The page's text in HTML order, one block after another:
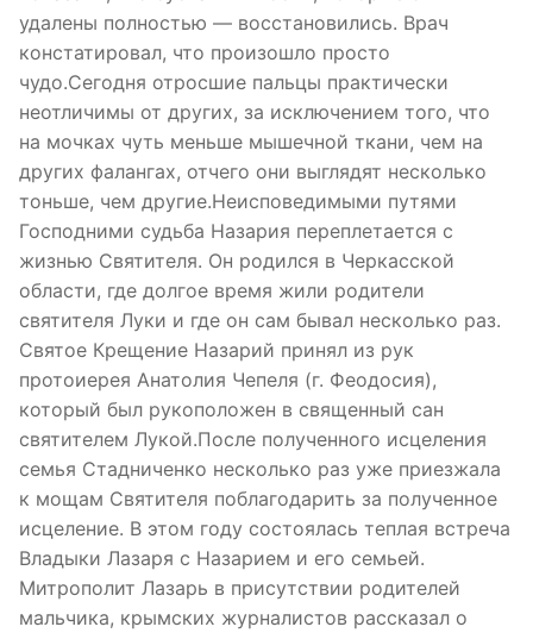
удалены полностью — восстановились. Врач
констатировал, что произошло просто
чудо.Сегодня отросшие пальцы практически
неотличимы от других, за исключением того, что
на мочках чуть меньше мышечной ткани, чем на
других фалангах, отчего они выглядят несколько
тоньше, чем другие.Неисповедимыми путями
Господними судьба Назария переплетается с
жизнью Святителя. Он родился в Черкасской
области, где долгое время жили родители
святителя Луки и где он сам бывал несколько раз.
Святое Крещение Назарий принял из рук
протоиерея Анатолия Чепеля (г. Феодосия),
который был рукоположен в священный сан
святителем Лукой.После полученного исцеления
семья Стадниченко несколько раз уже приезжала
к мощам Святителя поблагодарить за полученное
исцеление. В этом году состоялась теплая встреча
Владыки Лазаря с Назарием и его семьей.
Митрополит Лазарь в присутствии родителей
мальчика, крымских журналистов рассказал о